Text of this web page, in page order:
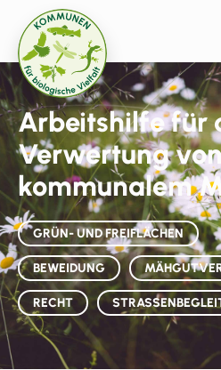
Arbeitshilfe für
Verwertung
kommunalem
GRÜN- UND FREIFLÄCHEN
BEWEIDUNG
RECHT